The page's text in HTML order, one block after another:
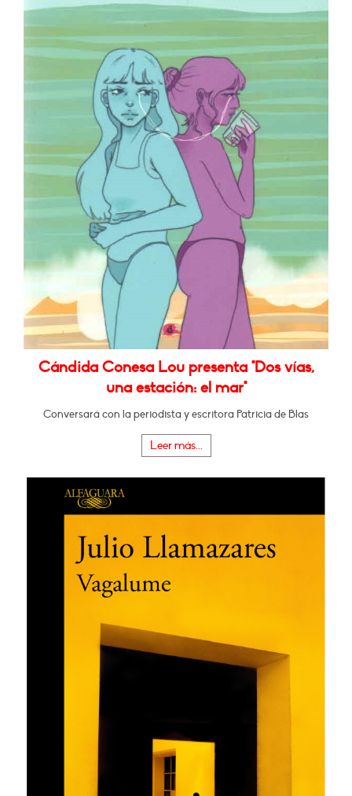
Cándida Conesa Lou presenta "Dos vías,
una estación: el mar"
Conversará con la periodista y escritora Patricia de Blas
Leer más...